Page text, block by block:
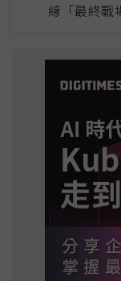
線「最終戰